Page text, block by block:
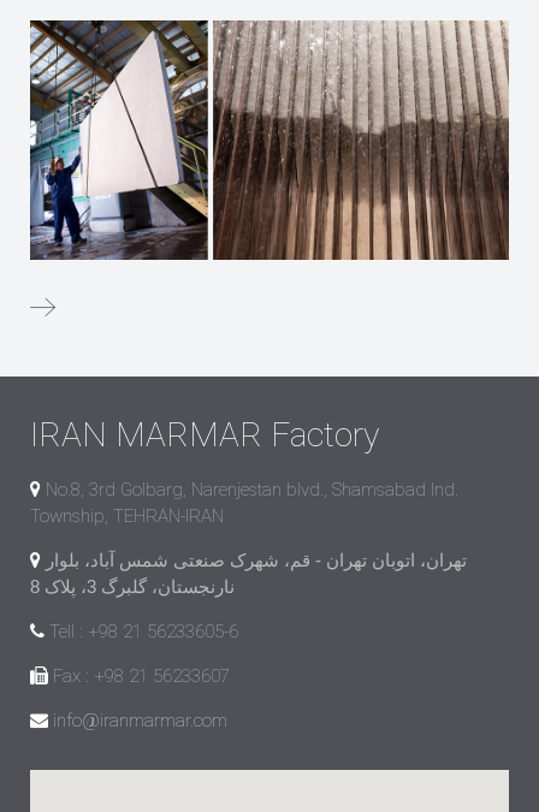
IRAN MARMAR Factory
No.8, 3rd Golbarg, Narenjestan blvd., Shamsabad Ind.
Township, TEHRAN-IRAN
نارنجستان، گلبرگ 3، پلاک 8
Tell : +98 21 56233605-6
Fax : +98 21 56233607
info@iranmarmar.com